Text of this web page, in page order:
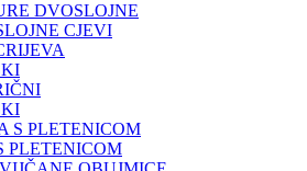
DVOSLOJNE
CJEVI
S PLETENICOM
PLETENICOM